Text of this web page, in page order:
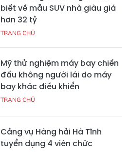
biết về mẫu SUV nhà giàu giá
hơn 32 tỷ
TRANG CHỦ
Mỹ thử nghiệm máy bay chiến
đấu không người lái do máy
bay khác điều khiển
TRANG CHỦ
Cảng vụ Hàng hải Hà Tĩnh
tuyển dụng 4 viên chức